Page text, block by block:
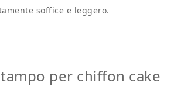
soffice e leggero.
per chiffon cake